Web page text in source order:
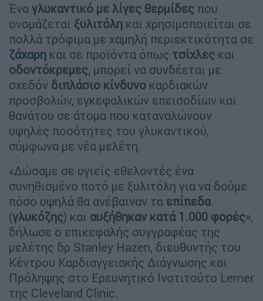
Ένα γλυκαντικό με λίγες θερμίδες που
ονομάζεται ξυλιτόλη και χρησιμοποιείται σε
πολλά τρόφιμα με χαμηλή περιεκτικότητα σε
ζάχαρη και σε προϊόντα όπως τσίχλες και
οδοντόκρεμες, μπορεί να συνδέεται με
σχεδόν διπλάσιο κίνδυνο καρδιακών
προσβολών, εγκεφαλικών επεισοδίων και
θανάτου σε άτομα που καταναλώνουν
υψηλές ποσότητες του γλυκαντικού,
σύμφωνα με νέα μελέτη.
«Δώσαμε σε υγιείς εθελοντές ένα
συνηθισμένο ποτό με ξυλιτόλη για να δούμε
πόσο υψηλά θα ανέβαιναν τα επίπεδα
(γλυκόζης) και αυξήθηκαν κατά 1.000 φορές»,
δήλωσε ο επικεφαλής συγγραφέας της
μελέτης δρ Stanley Hazen, διευθυντής του
Κέντρου Καρδιαγγειακής Διάγνωσης και
Πρόληψης στο Ερευνητικό Ινστιτούτο Lerner
της Cleveland Clinic.